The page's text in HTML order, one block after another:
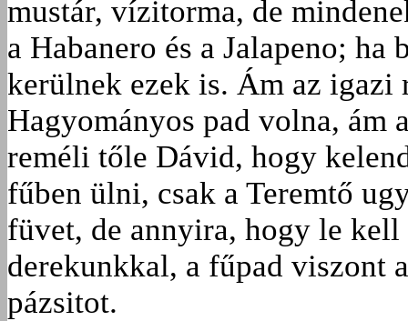
mustár, vízitorma, de
a Habanero és a Jalapeno;
kerülnek ezek is. Ám az igazi
Hagyományos pad volna, ám
reméli tőle Dávid, hogy
fűben ülni, csak a Teremtő
füvet, de annyira, hogy le
derekunkkal, a fűpad viszont
pázsitot.